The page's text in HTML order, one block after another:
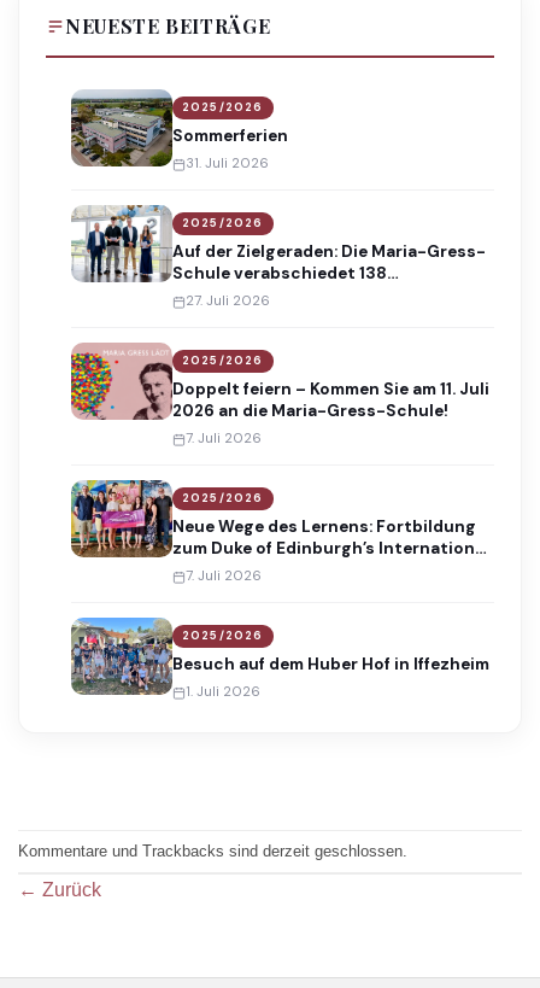
NEUESTE BEITRÄGE
2025/2026
Sommerferien
31. Juli 2026
2025/2026
Auf der Zielgeraden: Die Maria-Gress-
Schule verabschiedet 138
Absolventinnen und Absolventen
27. Juli 2026
2025/2026
Doppelt feiern – Kommen Sie am 11. Juli
2026 an die Maria-Gress-Schule!
7. Juli 2026
2025/2026
Neue Wege des Lernens: Fortbildung
zum Duke of Edinburgh’s International
Award
7. Juli 2026
2025/2026
Besuch auf dem Huber Hof in Iffezheim
1. Juli 2026
Kommentare und Trackbacks sind derzeit geschlossen.
← Zurück